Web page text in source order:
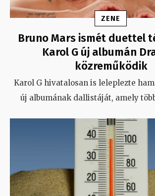
ZENE
Bruno Mars ismét duettel
Karol G új albumán
közreműködik
Karol G hivatalosan is leleplezte
új albumának dallistáját, amely